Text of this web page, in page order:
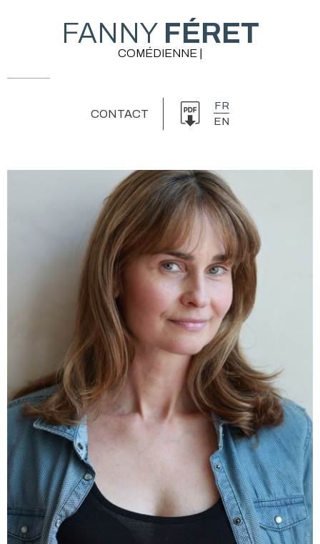
FANNYFÉRET
COMÉDIENNE |
CONTACT
FR
EN